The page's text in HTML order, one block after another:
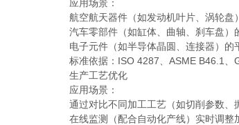
应用场景：
航空航天器件（如发动机叶片、涡轮盘
汽车零部件（如缸体、曲轴、刹车盘）
电子元件（如半导体晶圆、连接器）的
标准依据：ISO 4287、ASME B46.1、
生产工艺优化
应用场景：
通过对比不同加工工艺（如切削参数、
在线监测（配合自动化产线）实时调整